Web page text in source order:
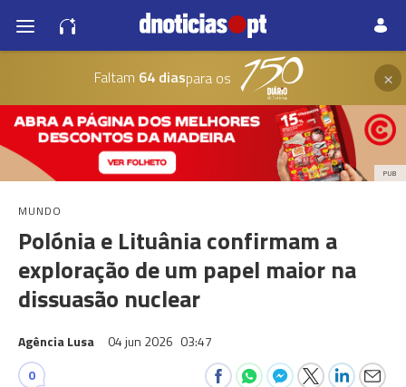
Faltam 64 diaspara os ×
PUB
MUNDO
Polónia e Lituânia confirmam a
exploração de um papel maior na
dissuasão nuclear
Agência Lusa 04 jun 2026 03:47
0